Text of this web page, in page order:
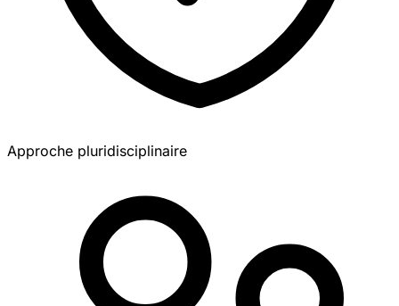
Approche pluridisciplinaire